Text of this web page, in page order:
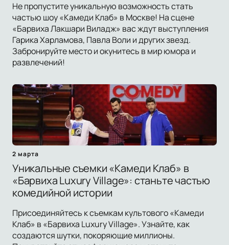
Не пропустите уникальную возможность стать
частью шоу «Камеди Клаб» в Москве! На сцене
«Барвиха Лакшари Виладж» вас ждут выступления
Гарика Харламова, Павла Воли и других звезд.
Забронируйте место и окунитесь в мир юмора и
развлечений!
2 марта
Уникальные съемки «Камеди Клаб» в
«Барвиха Luxury Village»: станьте частью
комедийной истории
Присоединяйтесь к съемкам культового «Камеди
Клаб» в «Барвиха Luxury Village». Узнайте, как
создаются шутки, покоряющие миллионы.